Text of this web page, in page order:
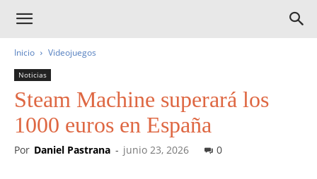
Inicio Videojuegos
Noticias
Steam Machine superará los
1000 euros en España
Por Daniel Pastrana - junio 23, 2026 0